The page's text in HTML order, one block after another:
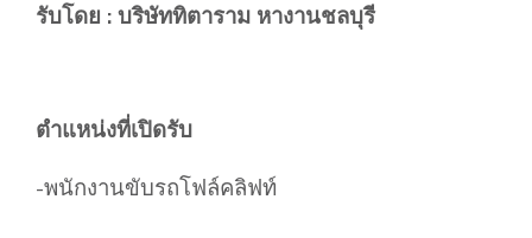
รับโดย : บริษัททิตาราม หางานชลบุรี
ตำแหน่งที่เปิดรับ
-พนักงานขับรถโฟล์คลิฟท์